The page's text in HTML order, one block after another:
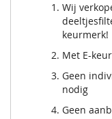
Wij
keurmerk!
Met E-
Geen
nodig
Geen